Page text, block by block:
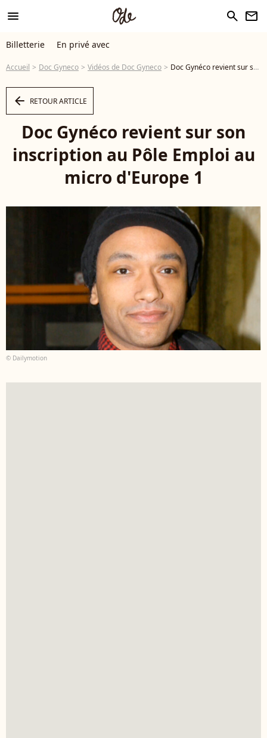
menu search newsletter
Billetterie En privé avec
Accueil Doc Gyneco Vidéos de Doc Gyneco Doc Gynéco revient sur son inscription au Pôle Emploi au micro d'Europe 1 - Vidéo
arrow_left RETOUR ARTICLE
Doc Gynéco revient sur son
inscription au Pôle Emploi au
micro d'Europe 1
© Dailymotion